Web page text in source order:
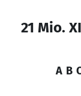
21 Mio.
A B